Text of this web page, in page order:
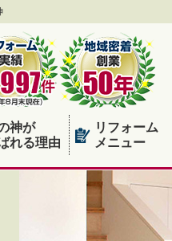
神が
れる理由
リフォーム
メニュー